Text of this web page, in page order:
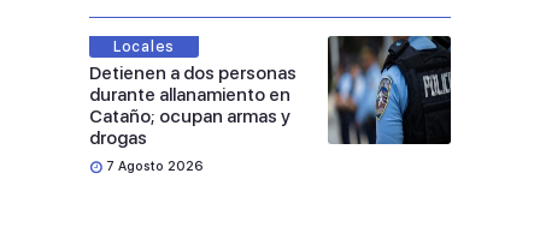
Locales
Detienen a dos personas
durante allanamiento en
Cataño; ocupan armas y
drogas
7 Agosto 2026